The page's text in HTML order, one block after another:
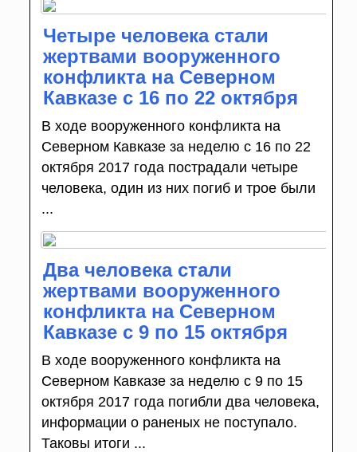
Четыре человека стали
жертвами вооруженного
конфликта на Северном
Кавказе с 16 по 22 октября
В ходе вооруженного конфликта на
Северном Кавказе за неделю с 16 по 22
октября 2017 года пострадали четыре
человека, один из них погиб и трое были
...
Два человека стали
жертвами вооруженного
конфликта на Северном
Кавказе с 9 по 15 октября
В ходе вооруженного конфликта на
Северном Кавказе за неделю с 9 по 15
октября 2017 года погибли два человека,
информации о раненых не поступало.
Таковы итоги ...